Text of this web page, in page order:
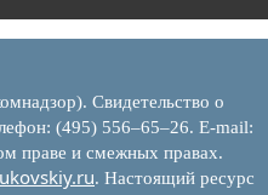
Свидетельство о
(495) 556–65–26. E‑mail:
праве и смежных правах.
. Настоящий ресурс